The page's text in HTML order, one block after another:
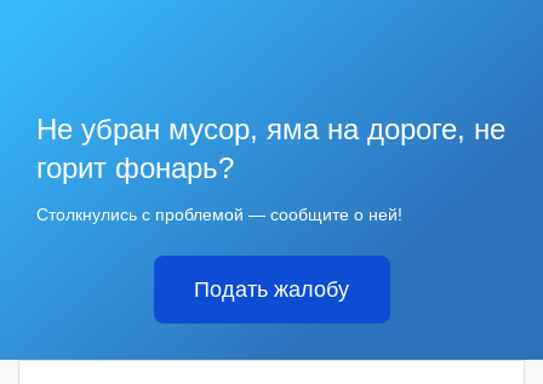
Не убран мусор, яма на дороге, не
горит фонарь?
Столкнулись с проблемой — сообщите о ней!
Подать жалобу